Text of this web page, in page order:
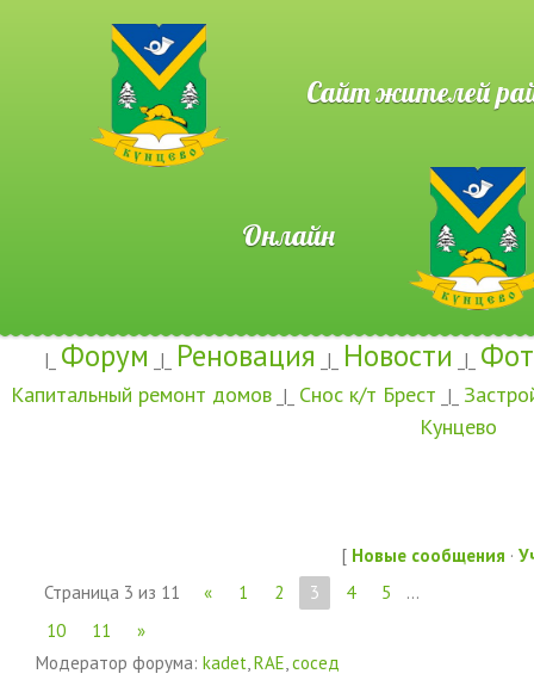
Сайт жителей
Онлайн
|_ Форум _|_ Реновация _|_ Новости _|_
Капитальный ремонт домов _|_ Снос к/т Брест _|_
Кунцево
[ Новые сообщения ·
Страница 3 из 11 « 1 2 3 4 5
…
10
11
»
Модератор форума: kadet,RAE,сосед